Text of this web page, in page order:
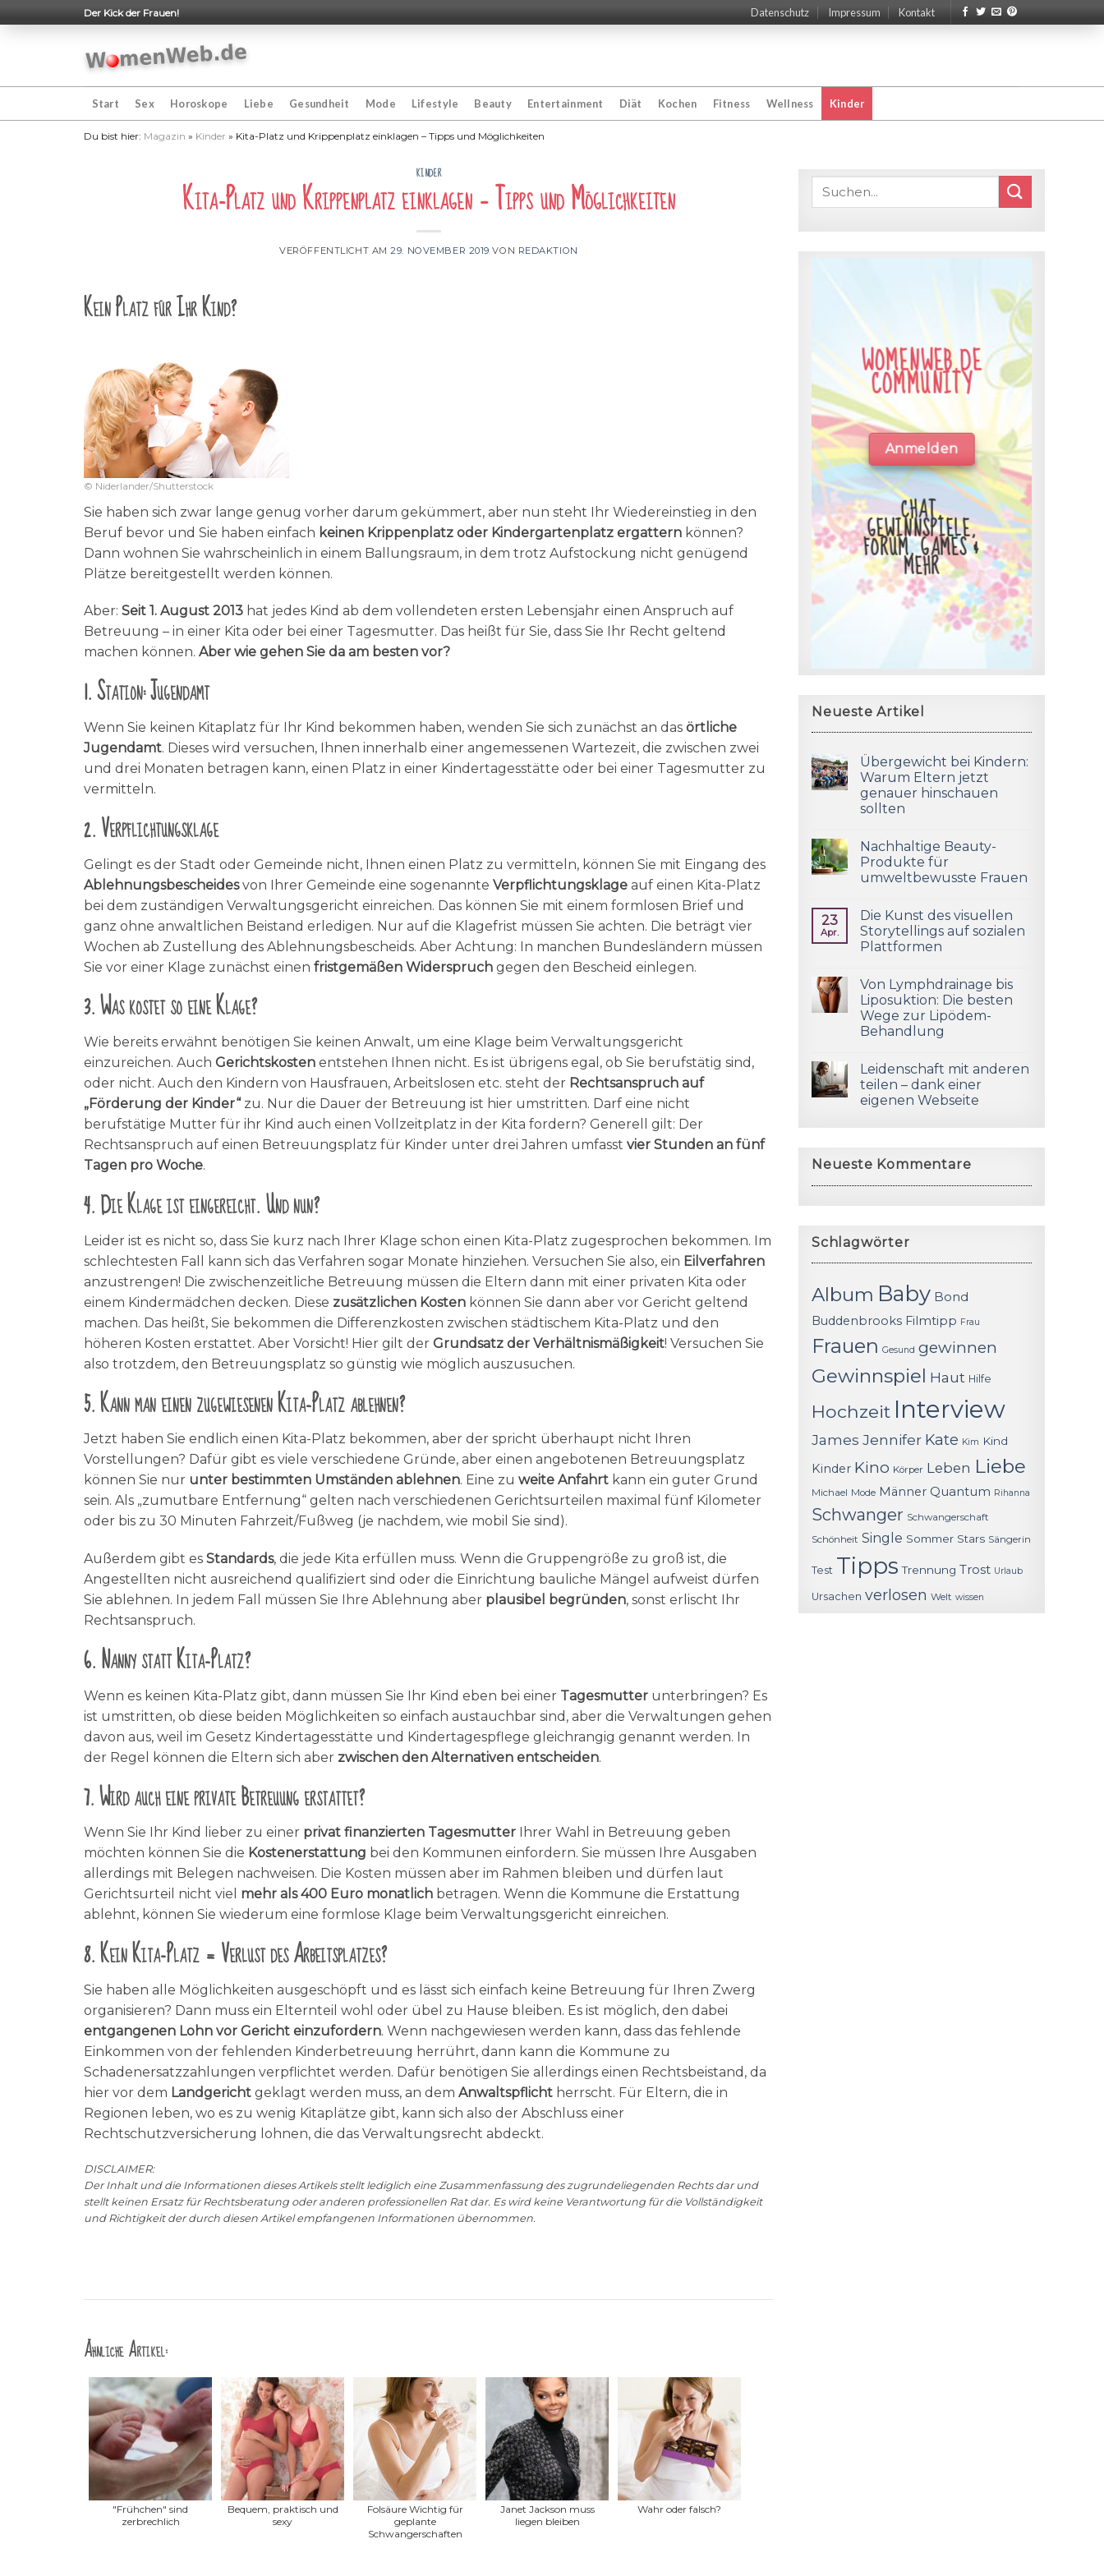
to
Der Kick der Frauen! Datenschutz Impressum Kontakt
Start Sex Horoskope Liebe Gesundheit Mode Lifestyle Beauty Entertainment Diät Kochen Fitness Wellness Kinder
Du bist hier: Magazin » Kinder » Kita-Platz und Krippenplatz einklagen – Tipps und Möglichkeiten
KINDER
Kita-Platz und Krippenplatz einklagen – Tipps und Möglichkeiten
VERÖFFENTLICHT AM29. NOVEMBER 2019 VON REDAKTION
Kein Platz für Ihr Kind?
© Niderlander/Shutterstock
Sie haben sich zwar lange genug vorher darum gekümmert, aber nun steht Ihr Wiedereinstieg in den
Beruf bevor und Sie haben einfach keinen Krippenplatz oder Kindergartenplatz ergattern können?
Dann wohnen Sie wahrscheinlich in einem Ballungsraum, in dem trotz Aufstockung nicht genügend
Plätze bereitgestellt werden können.
Aber: Seit 1. August 2013 hat jedes Kind ab dem vollendeten ersten Lebensjahr einen Anspruch auf
Betreuung – in einer Kita oder bei einer Tagesmutter. Das heißt für Sie, dass Sie Ihr Recht geltend
machen können. Aber wie gehen Sie da am besten vor?
1. Station: Jugendamt
Wenn Sie keinen Kitaplatz für Ihr Kind bekommen haben, wenden Sie sich zunächst an das örtliche
Jugendamt. Dieses wird versuchen, Ihnen innerhalb einer angemessenen Wartezeit, die zwischen zwei
und drei Monaten betragen kann, einen Platz in einer Kindertagesstätte oder bei einer Tagesmutter zu
vermitteln.
2. Verpflichtungsklage
Gelingt es der Stadt oder Gemeinde nicht, Ihnen einen Platz zu vermitteln, können Sie mit Eingang des
Ablehnungsbescheidesvon Ihrer Gemeinde eine sogenannte Verpflichtungsklage auf einen Kita-Platz
bei dem zuständigen Verwaltungsgericht einreichen. Das können Sie mit einem formlosen Brief und
ganz ohne anwaltlichen Beistand erledigen. Nur auf die Klagefrist müssen Sie achten. Die beträgt vier
Wochen ab Zustellung des Ablehnungsbescheids. Aber Achtung: In manchen Bundesländern müssen
Sie vor einer Klage zunächst einen fristgemäßen Widerspruch gegen den Bescheid einlegen.
3. Was kostet so eine Klage?
Wie bereits erwähnt benötigen Sie keinen Anwalt, um eine Klage beim Verwaltungsgericht
einzureichen. Auch Gerichtskosten entstehen Ihnen nicht. Es ist übrigens egal, ob Sie berufstätig sind,
oder nicht. Auch den Kindern von Hausfrauen, Arbeitslosen etc. steht der Rechtsanspruch auf
„Förderung der Kinder“ zu. Nur die Dauer der Betreuung ist hier umstritten. Darf eine nicht
berufstätige Mutter für ihr Kind auch einen Vollzeitplatz in der Kita fordern? Generell gilt: Der
Rechtsanspruch auf einen Betreuungsplatz für Kinder unter drei Jahren umfasst vier Stunden an fünf
Tagen pro Woche.
4. Die Klage ist eingereicht. Und nun?
Leider ist es nicht so, dass Sie kurz nach Ihrer Klage schon einen Kita-Platz zugesprochen bekommen. Im
schlechtesten Fall kann sich das Verfahren sogar Monate hinziehen. Versuchen Sie also, ein Eilverfahren
anzustrengen! Die zwischenzeitliche Betreuung müssen die Eltern dann mit einer privaten Kita oder
einem Kindermädchen decken. Diese zusätzlichen Kosten können Sie dann aber vor Gericht geltend
machen. Das heißt, Sie bekommen die Differenzkosten zwischen städtischem Kita-Platz und den
höheren Kosten erstattet. Aber Vorsicht! Hier gilt der Grundsatz der Verhältnismäßigkeit! Versuchen Sie
also trotzdem, den Betreuungsplatz so günstig wie möglich auszusuchen.
5. Kann man einen zugewiesenen Kita-Platz ablehnen?
Jetzt haben Sie endlich einen Kita-Platz bekommen, aber der spricht überhaupt nicht Ihren
Vorstellungen? Dafür gibt es viele verschiedene Gründe, aber einen angebotenen Betreuungsplatz
können Sie nur unter bestimmten Umständen ablehnen. Eine zu weite Anfahrt kann ein guter Grund
sein. Als „zumutbare Entfernung“ gelten nach verschiedenen Gerichtsurteilen maximal fünf Kilometer
oder bis zu 30 Minuten Fahrzeit/Fußweg (je nachdem, wie mobil Sie sind).
Außerdem gibt es Standards, die jede Kita erfüllen muss. Wenn die Gruppengröße zu groß ist, die
Angestellten nicht ausreichend qualifiziert sind oder die Einrichtung bauliche Mängel aufweist dürfen
Sie ablehnen. In jedem Fall müssen Sie Ihre Ablehnung aber plausibel begründen, sonst erlischt Ihr
Rechtsanspruch.
6. Nanny statt Kita-Platz?
Wenn es keinen Kita-Platz gibt, dann müssen Sie Ihr Kind eben bei einer Tagesmutter unterbringen? Es
ist umstritten, ob diese beiden Möglichkeiten so einfach austauchbar sind, aber die Verwaltungen gehen
davon aus, weil im Gesetz Kindertagesstätte und Kindertagespflege gleichrangig genannt werden. In
der Regel können die Eltern sich aber zwischen den Alternativen entscheiden.
7. Wird auch eine private Betreuung erstattet?
Wenn Sie Ihr Kind lieber zu einer privat finanzierten Tagesmutter
Ihrer Wahl in Betreuung geben
möchten können Sie die Kostenerstattung bei den Kommunen einfordern. Sie müssen Ihre Ausgaben
allerdings mit Belegen nachweisen. Die Kosten müssen aber im Rahmen bleiben und dürfen laut
Gerichtsurteil nicht viel mehr als 400 Euro monatlich betragen. Wenn die Kommune die Erstattung
ablehnt, können Sie wiederum eine formlose Klage beim Verwaltungsgericht einreichen.
8. Kein Kita-Platz = Verlust des Arbeitsplatzes?
Sie haben alle Möglichkeiten ausgeschöpft und es lässt sich einfach keine Betreuung für Ihren Zwerg
organisieren? Dann muss ein Elternteil wohl oder übel zu Hause bleiben. Es ist möglich, den dabei
entgangenen Lohn vor Gericht einzufordern. Wenn nachgewiesen werden kann, dass das fehlende
Einkommen von der fehlenden Kinderbetreuung herrührt, dann kann die Kommune zu
Schadenersatzzahlungen verpflichtet werden. Dafür benötigen Sie allerdings einen Rechtsbeistand, da
hier vor dem Landgericht geklagt werden muss, an dem Anwaltspflicht herrscht. Für Eltern, die in
Regionen leben, wo es zu wenig Kitaplätze gibt, kann sich also der Abschluss einer
Rechtschutzversicherung lohnen, die das Verwaltungsrecht abdeckt.
DISCLAIMER:
Der Inhalt und die Informationen dieses Artikels stellt lediglich eine Zusammenfassung des zugrundeliegenden Rechts dar und
stellt keinen Ersatz für Rechtsberatung oder anderen professionellen Rat dar. Es wird keine Verantwortung für die Vollständigkeit
und Richtigkeit der durch diesen Artikel empfangenen Informationen übernommen.
Ähnliche Artikel:
"Frühchen" sind
zerbrechlich
Bequem, praktisch und
sexy
Folsäure Wichtig für
geplante
Schwangerschaften
Janet Jackson muss
liegen bleiben
Wahr oder falsch?
WOMENWEB.DE
COMMUNITY
Anmelden
CHAT,
GEWINNSPIELE,
FORUM, GAMES &
MEHR
Neueste Artikel
Übergewicht bei Kindern:
Warum Eltern jetzt
genauer hinschauen
sollten
Nachhaltige Beauty-
Produkte für
umweltbewusste Frauen
23
Apr.
Die Kunst des visuellen
Storytellings auf sozialen
Plattformen
Von Lymphdrainage bis
Liposuktion: Die besten
Wege zur Lipödem-
Behandlung
Leidenschaft mit anderen
teilen – dank einer
eigenen Webseite
Neueste Kommentare
Schlagwörter
Album Baby Bond
Buddenbrooks Filmtipp Frau
Frauen Gesund gewinnen
Gewinnspiel Haut Hilfe
Hochzeit Interview
James Jennifer Kate Kim Kind
Kinder Kino Körper Leben Liebe
Michael Mode Männer Quantum Rihanna
Schwanger Schwangerschaft
Schönheit Single Sommer Stars Sängerin
Test Tipps Trennung Trost Urlaub
Ursachen verlosen Welt wissen